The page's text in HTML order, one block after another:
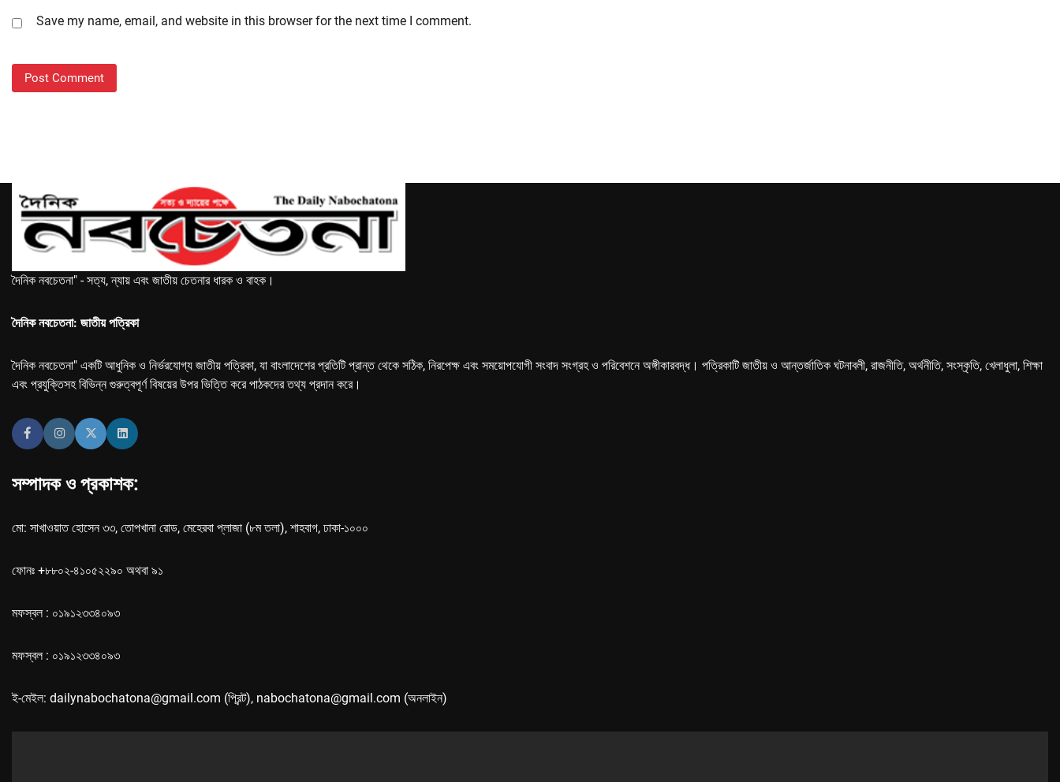
Save my name, email, and website in this browser for the next time I comment.
দৈনিক নবচেতনা" - সত্য, ন্যায় এবং জাতীয় চেতনার ধারক ও বাহক।
দৈনিক নবচেতনা: জাতীয় পত্রিকা
দৈনিক নবচেতনা" একটি আধুনিক ও নির্ভরযোগ্য জাতীয় পত্রিকা, যা বাংলাদেশের প্রতিটি প্রান্ত থেকে সঠিক, নিরপেক্ষ এবং সময়োপযোগী সংবাদ সংগ্রহ ও পরিবেশনে অঙ্গীকারবদ্ধ। পত্রিকাটি জাতীয় ও আন্তর্জাতিক ঘটনাবলী, রাজনীতি, অর্থনীতি, সংস্কৃতি, খেলাধুলা, শিক্ষা
এবং প্রযুক্তিসহ বিভিন্ন গুরুত্বপূর্ণ বিষয়ের উপর ভিত্তি করে পাঠকদের তথ্য প্রদান করে।
সম্পাদক ও প্রকাশক:
মো: সাখাওয়াত হোসেন ৩৩, তোপখানা রোড, মেহেরবা প্লাজা (৮ম তলা), শাহবাগ, ঢাকা-১০০০
ফোনঃ +৮৮০২-৪১০৫২২৯০ অথবা ৯১
মফস্বল : ০১৯১২৩৩৪০৯৩
মফস্বল : ০১৯১২৩৩৪০৯৩
ই-মেইল: dailynabochatona@gmail.com (প্রিন্ট), nabochatona@gmail.com (অনলাইন)